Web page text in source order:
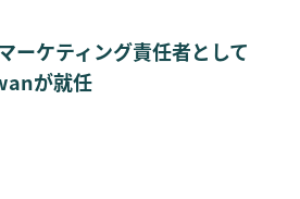
ーケティング責任者として
が就任